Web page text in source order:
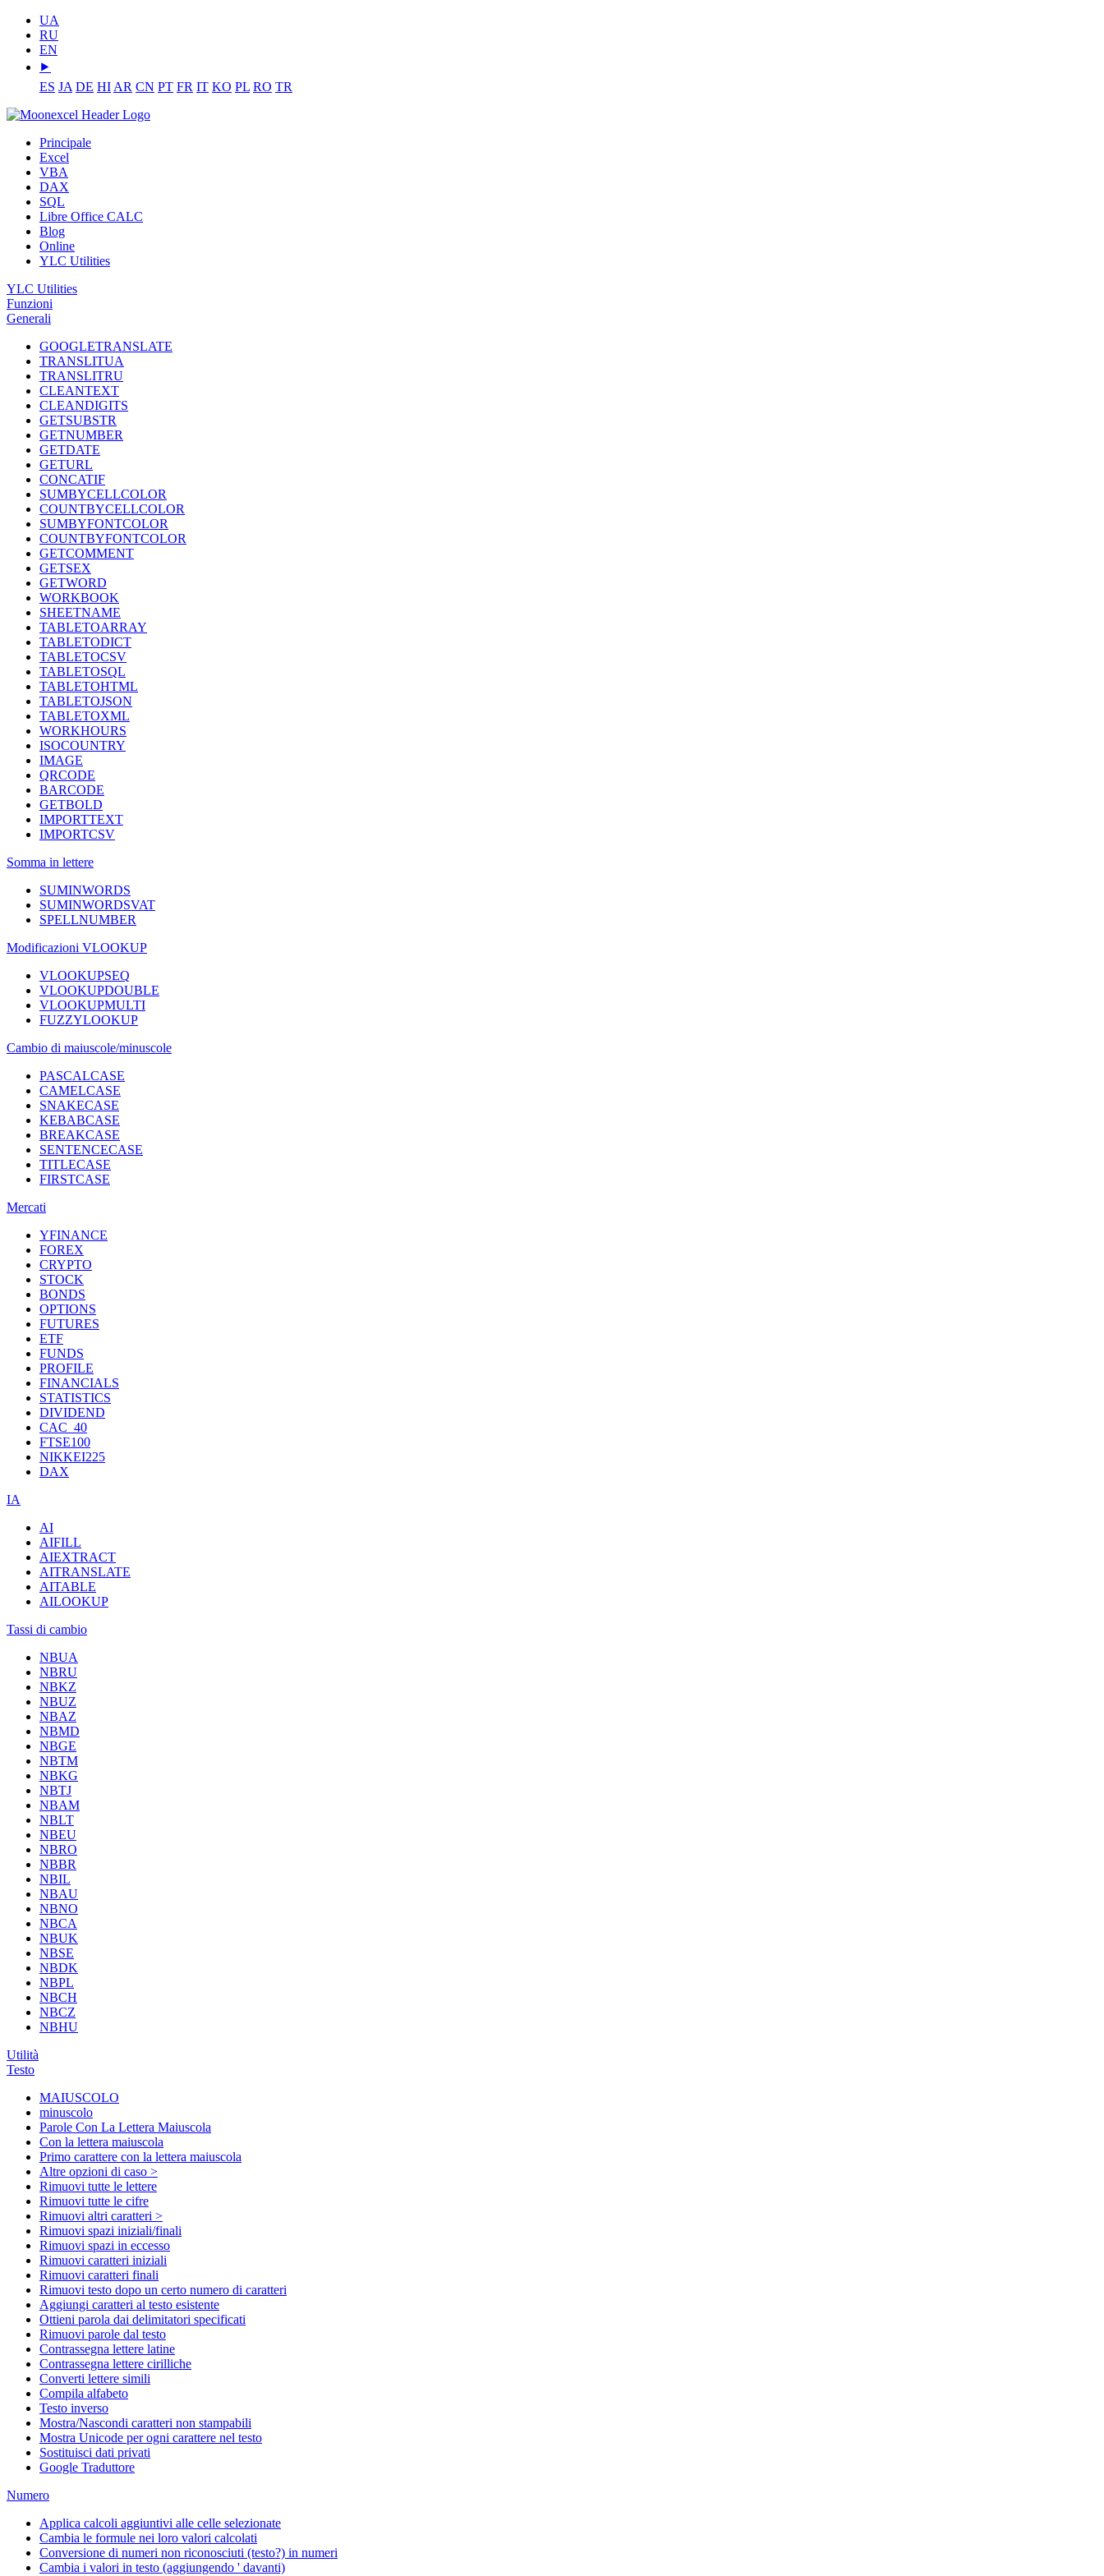
UA
RU
EN
⯈
ES JA DE HI AR CN PT FR IT KO PL RO TR
Principale
Excel
VBA
DAX
SQL
Libre Office CALC
Blog
Online
YLC Utilities
YLC Utilities
Funzioni
Generali
GOOGLETRANSLATE
TRANSLITUA
TRANSLITRU
CLEANTEXT
CLEANDIGITS
GETSUBSTR
GETNUMBER
GETDATE
GETURL
CONCATIF
SUMBYCELLCOLOR
COUNTBYCELLCOLOR
SUMBYFONTCOLOR
COUNTBYFONTCOLOR
GETCOMMENT
GETSEX
GETWORD
WORKBOOK
SHEETNAME
TABLETOARRAY
TABLETODICT
TABLETOCSV
TABLETOSQL
TABLETOHTML
TABLETOJSON
TABLETOXML
WORKHOURS
ISOCOUNTRY
IMAGE
QRCODE
BARCODE
GETBOLD
IMPORTTEXT
IMPORTCSV
Somma in lettere
SUMINWORDS
SUMINWORDSVAT
SPELLNUMBER
Modificazioni VLOOKUP
VLOOKUPSEQ
VLOOKUPDOUBLE
VLOOKUPMULTI
FUZZYLOOKUP
Cambio di maiuscole/minuscole
PASCALCASE
CAMELCASE
SNAKECASE
KEBABCASE
BREAKCASE
SENTENCECASE
TITLECASE
FIRSTCASE
Mercati
YFINANCE
FOREX
CRYPTO
STOCK
BONDS
OPTIONS
FUTURES
ETF
FUNDS
PROFILE
FINANCIALS
STATISTICS
DIVIDEND
CAC_40
FTSE100
NIKKEI225
DAX
IA
AI
AIFILL
AIEXTRACT
AITRANSLATE
AITABLE
AILOOKUP
Tassi di cambio
NBUA
NBRU
NBKZ
NBUZ
NBAZ
NBMD
NBGE
NBTM
NBKG
NBTJ
NBAM
NBLT
NBEU
NBRO
NBBR
NBIL
NBAU
NBNO
NBCA
NBUK
NBSE
NBDK
NBPL
NBCH
NBCZ
NBHU
Utilità
Testo
MAIUSCOLO
minuscolo
Parole Con La Lettera Maiuscola
Con la lettera maiuscola
Primo carattere con la lettera maiuscola
Altre opzioni di caso >
Rimuovi tutte le lettere
Rimuovi tutte le cifre
Rimuovi altri caratteri >
Rimuovi spazi iniziali/finali
Rimuovi spazi in eccesso
Rimuovi caratteri iniziali
Rimuovi caratteri finali
Rimuovi testo dopo un certo numero di caratteri
Aggiungi caratteri al testo esistente
Ottieni parola dai delimitatori specificati
Rimuovi parole dal testo
Contrassegna lettere latine
Contrassegna lettere cirilliche
Converti lettere simili
Compila alfabeto
Testo inverso
Mostra/Nascondi caratteri non stampabili
Mostra Unicode per ogni carattere nel testo
Sostituisci dati privati
Google Traduttore
Numero
Applica calcoli aggiuntivi alle celle selezionate
Cambia le formule nei loro valori calcolati
Conversione di numeri non riconosciuti (testo?) in numeri
Cambia i valori in testo (aggiungendo ' davanti)